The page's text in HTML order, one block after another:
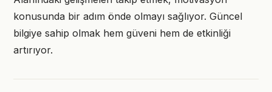
konusunda bir adım önde olmayı sağlıyor. Güncel
bilgiye sahip olmak hem güveni hem de etkinliği
artırıyor.